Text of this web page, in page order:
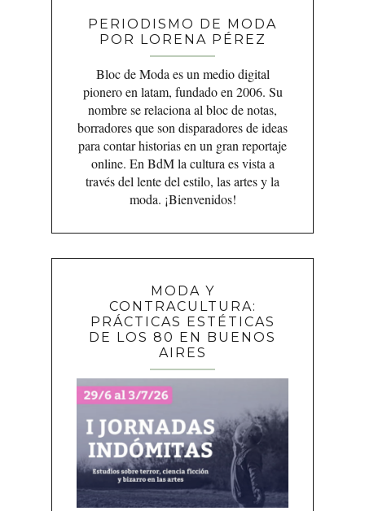
PERIODISMO DE MODA
POR LORENA PÉREZ
Bloc de Moda es un medio digital
pionero en latam, fundado en 2006. Su
nombre se relaciona al bloc de notas,
borradores que son disparadores de ideas
para contar historias en un gran reportaje
online. En BdM la cultura es vista a
través del lente del estilo, las artes y la
moda. ¡Bienvenidos!
MODA Y
CONTRACULTURA:
PRÁCTICAS ESTÉTICAS
DE LOS 80 EN BUENOS
AIRES